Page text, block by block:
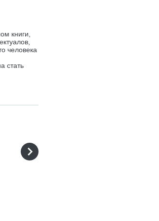
книги,
человека
стать